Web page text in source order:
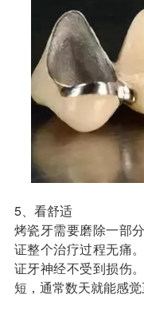
5、看舒适
烤瓷牙需要磨除一部
证整个治疗过程无痛
证牙神经不受到损伤
短，通常数天就能感觉